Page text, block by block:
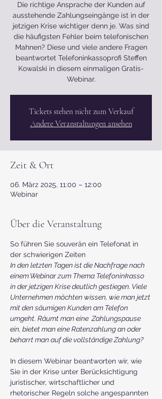
Die richtige Ansprache der Kunden auf
ausstehende Zahlungseingänge ist in der
jetzigen Krise wichtiger denn je. Was sind
die häufigsten Fehler beim telefonischen
Mahnen? Diese und viele andere Fragen
beantwortet Telefoninkassoprofi Steffen
Kowalski in diesem einmaligen Gratis-
Webinar.
Tickets stehen nicht zum Verkauf
Andere Veranstaltungen ansehen
Zeit & Ort
06. März 2025, 11:00 – 12:00
Webinar
Über die Veranstaltung
So führen Sie souverän ein Telefonat in
der schwierigen Zeiten
In den letzten Tagen ist die Nachfrage nach
einem Webinar zum Thema Telefoninkasso
in der jetzigen Krise deutlich gestiegen. Viele
Unternehmen möchten wissen, wie man jetzt
mit den säumigen Kunden am Telefon
umgeht. Räumt man eine  Zahlungspause
ein, bietet man eine Ratenzahlung an oder
beharrt man auf die vollständige Zahlung?
In diesem Webinar beantworten wir, wie
Sie in der Krise unter Berücksichtigung
juristischer, wirtschaftlicher und
rhetorischer Regeln solche angespannten